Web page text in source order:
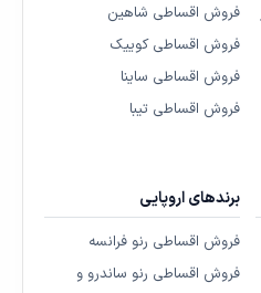
فروش اقساطی شاهین
فروش اقساطی کوییک
فروش اقساطی ساینا
فروش اقساطی تیبا
برندهای اروپایی
فروش اقساطی رنو فرانسه
فروش اقساطی رنو ساندرو و